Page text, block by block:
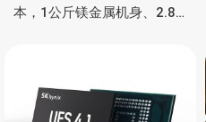
本，1公斤镁金属机身、2.8K